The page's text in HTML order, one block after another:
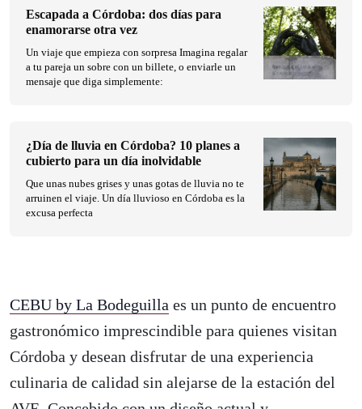
CEBU by La Bodeguilla es un punto de encuentro
gastronómico imprescindible para quienes visitan
Córdoba y desean disfrutar de una experiencia
culinaria de calidad sin alejarse de la estación del
Escapada a Córdoba: dos días para
enamorarse otra vez
Un viaje que empieza con sorpresa Imagina regalar
a tu pareja un sobre con un billete, o enviarle un
mensaje que diga simplemente:
¿Día de lluvia en Córdoba? 10 planes a
cubierto para un día inolvidable
Que unas nubes grises y unas gotas de lluvia no te
arruinen el viaje. Un día lluvioso en Córdoba es la
excusa perfecta